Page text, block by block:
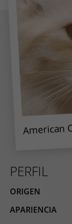
FRANÇAIS
ITALIANO
PORTUGUÊS
简体中文
日本語
ČEŠTINA
EESTI
American
PERFIL
ORIGEN
APARIENCIA